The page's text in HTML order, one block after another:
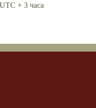
+ 3 часа